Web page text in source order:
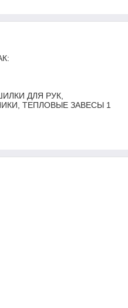
ДЛЯ РУК,
ТЕПЛОВЫЕ ЗАВЕСЫ 1